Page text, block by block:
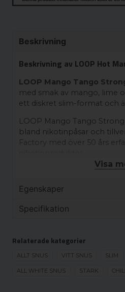
Beskrivning
Beskrivning av LOOP Hot
LOOP Mango Tango
med smak av mango, lime
ett diskret slim-format och
LOOP Mango Tango
bland nikotinpåsar och
Factory med över 50 års
Fiber, vatten, sötningsmedel
surhetsreglerande medel
Visa
Egenskaper
Varumärke
Format
Styrka
Produkttyp
Specifikation
Relaterade kategorier
ALLT SNUS VITT SNUS SLIM
ALL WHITE SNUS STARK CHILI